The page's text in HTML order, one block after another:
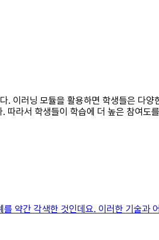
. 이러닝 모듈을 활용하면 학생들은 다
라서 학생들이 학습에 더 높은 참여도
약간 각색한 것인데요. 이러한 기술과